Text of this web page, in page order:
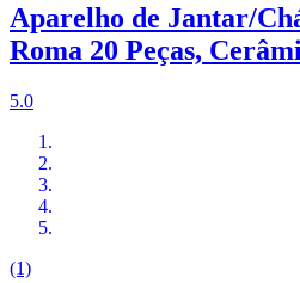
Aparelho de Jantar/
Roma 20 Peças,
5.0
(1)